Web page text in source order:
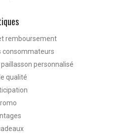
remboursement
consommateurs
personnalisé
qualité